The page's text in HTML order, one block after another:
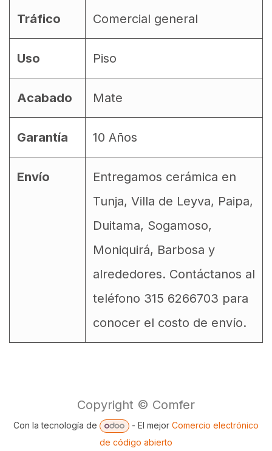
Tráfico Comercial general
Uso Piso
Acabado Mate
Garantía 10 Años
Envío
Entregamos cerámica en
Tunja, Villa de Leyva, Paipa,
Duitama, Sogamoso,
Moniquirá, Barbosa y
alrededores. Contáctanos al
teléfono 315 6266703 para
conocer el costo de envío.
Copyright © Comfer
Con la tecnología de - El mejor Comercio electrónico
de código abierto